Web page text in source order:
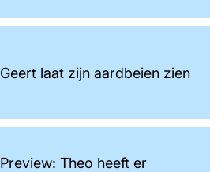
Geert laat zijn aardbeien zien
Preview: Theo heeft er